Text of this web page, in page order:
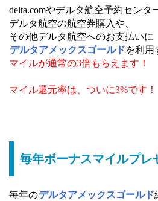
delta.comやデルタ航空予約センタ
デルタ航空の航空券購入や、
その他デルタ航空へのお支払いに
デルタアメックスゴールドを利用
マイルが通常の3倍もらえます！
マイル還元率は、ついに3%です！
毎年ボーナスマイルプレ
毎年のデルタアメックスゴールド